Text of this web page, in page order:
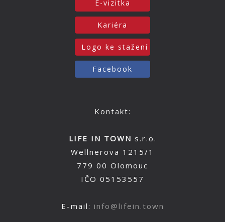
E-vizitka
Kariéra
Logo ke stažení
Facebook
Kontakt:
LIFE IN TOWN s.r.o.
Wellnerova 1215/1
779 00 Olomouc
IČO 05153557
E-mail: info@lifein.town